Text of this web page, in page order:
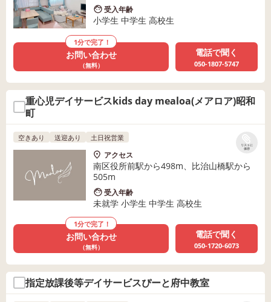
受入年齢
小学生 中学生 高校生
1分で完了！
お問い合わせ
（無料）
電話で聞く
050-1807-5747
重心児デイサービスkids day mealoa(メアロア)昭和
町
リストに
保存
空きあり 送迎あり 土日祝営業
アクセス
南区役所前駅から498m、比治山橋駅から
505m
受入年齢
未就学 小学生 中学生 高校生
1分で完了！
お問い合わせ
（無料）
電話で聞く
050-1720-6073
指定放課後等デイサービスぴーと府中教室